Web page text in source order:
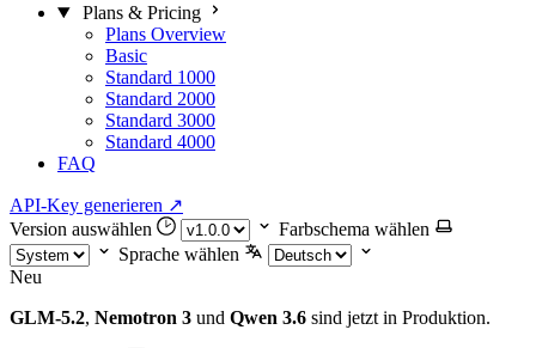
Plans & Pricing
Plans Overview
Basic
Standard 1000
Standard 2000
Standard 3000
Standard 4000
FAQ
API-Key generieren ↗
Version auswählen
Farbschema wählen
Sprache wählen
Neu
GLM-5.2, Nemotron 3 und Qwen 3.6 sind jetzt in Produktion.